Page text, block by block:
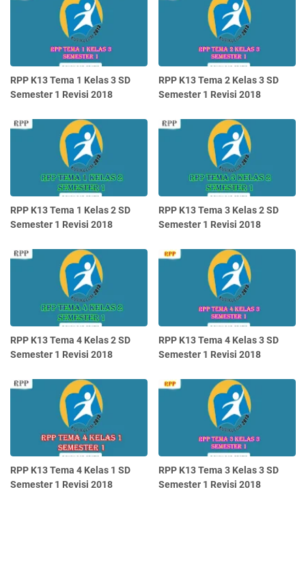
RPP K13 Tema 1 Kelas 3 SD
Semester 1 Revisi 2018
RPP K13 Tema 2 Kelas 3 SD
Semester 1 Revisi 2018
RPP K13 Tema 1 Kelas 2 SD
Semester 1 Revisi 2018
RPP K13 Tema 3 Kelas 2 SD
Semester 1 Revisi 2018
RPP K13 Tema 4 Kelas 2 SD
Semester 1 Revisi 2018
RPP K13 Tema 4 Kelas 3 SD
Semester 1 Revisi 2018
RPP K13 Tema 4 Kelas 1 SD
Semester 1 Revisi 2018
RPP K13 Tema 3 Kelas 3 SD
Semester 1 Revisi 2018